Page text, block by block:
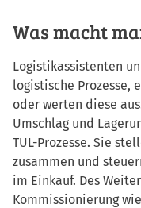
Was macht
Logistikassistenten
logistische Prozesse,
oder werten diese
Umschlag und
TUL-Prozesse. Sie
zusammen und
im Einkauf. Des
Kommissionierung